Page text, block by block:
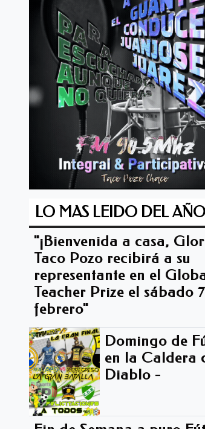
LO MAS LEIDO DEL AÑO
"¡Bienvenida a casa,
Taco Pozo recibirá a su
representante en el
Teacher Prize el sábado
febrero"
Domingo de
en la Caldera
Diablo -